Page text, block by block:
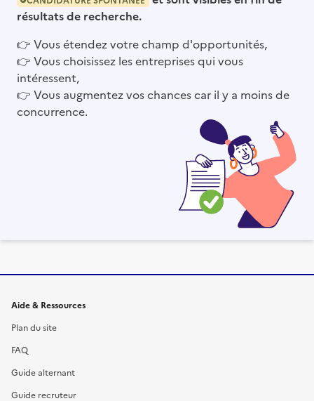
résultats de recherche.
👉 Vous étendez votre champ d'opportunités,
👉 Vous choisissez les entreprises qui vous
intéressent,
👉 Vous augmentez vos chances car il y a moins de
concurrence.
Informations et liens du site
Aide & Ressources
Plan du site
FAQ
Guide alternant
Guide recruteur